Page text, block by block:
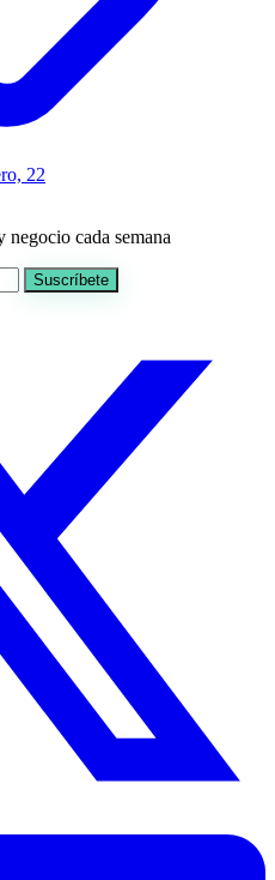
22
cada semana
Suscríbete